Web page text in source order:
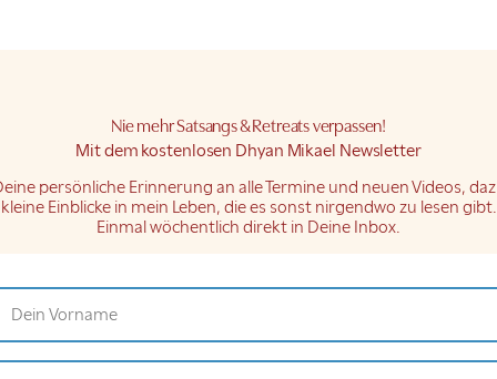
Nie mehr Satsangs & Retreats verpassen!
Mit dem kostenlosen Dhyan Mikael Newsletter
persönliche Erinnerung an alle Termine und neuen Videos,
kleine Einblicke in mein Leben, die es sonst nirgendwo zu lesen gibt.
Einmal wöchentlich direkt in Deine Inbox.